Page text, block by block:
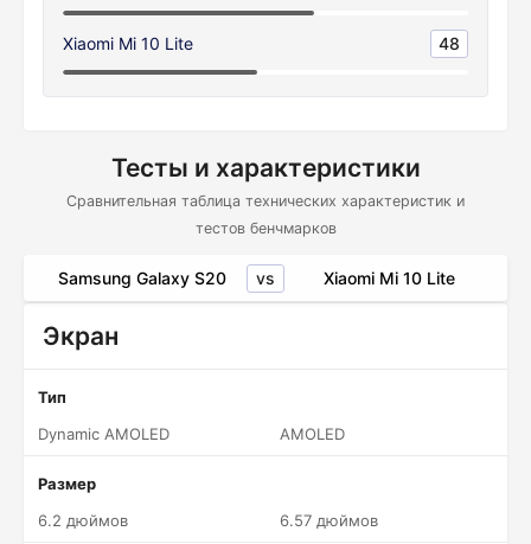
Xiaomi Mi 10 Lite 48
Тесты и характеристики
Сравнительная таблица технических характеристик и
тестов бенчмарков
Samsung Galaxy S20 vs Xiaomi Mi 10 Lite
Экран
Тип
Dynamic AMOLED
AMOLED
Размер
6.2 дюймов
6.57 дюймов